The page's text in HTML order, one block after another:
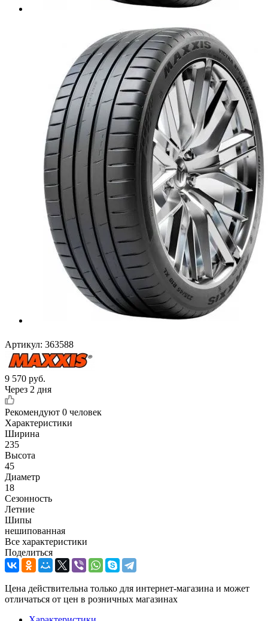
Артикул: 363588
9 570 руб.
Через 2 дня
Рекомендуют 0 человек
Характеристики
Ширина
235
Высота
45
Диаметр
18
Сезонность
Летние
Шипы
нешипованная
Все характеристики
Поделиться
Цена действительна только для интернет-магазина и может
отличаться от цен в розничных магазинах